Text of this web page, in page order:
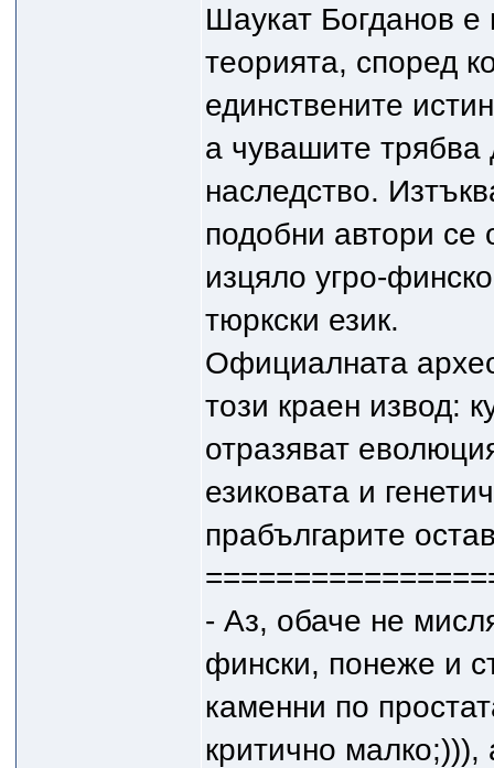
Шаукат Богданов е
теорията, според
единствените
а чувашите трябва
наследство.
подобни автори се
изцяло угро-
тюркски език.
Официалната
този краен извод:
отразяват
езиковата и
прабългарите
- Аз, обаче не
фински, понеже и
каменни по
критично